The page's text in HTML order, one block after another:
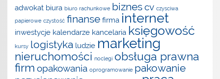
adwokat biura biuro rachunkowe biznescv czysciwa
papierowe czystość finanse firma internet
inwestycje kalendarze kancelaria księgowość
kursy logistyka ludzie marketing
nieruchomości noclegi obsługa prawna
firm opakowania oprogramowanie pakowanie